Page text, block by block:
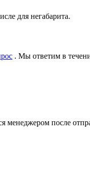
для негабарита.
. Мы ответим в
менеджером после